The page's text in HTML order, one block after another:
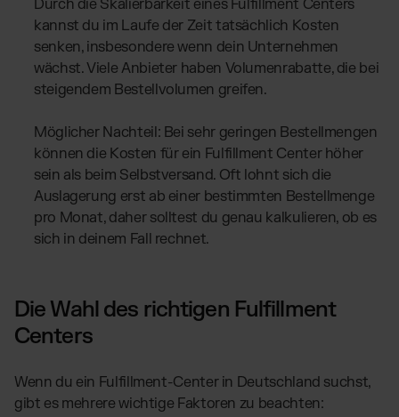
Durch die Skalierbarkeit eines Fulfillment Centers
kannst du im Laufe der Zeit tatsächlich Kosten
senken, insbesondere wenn dein Unternehmen
wächst. Viele Anbieter haben Volumenrabatte, die bei
steigendem Bestellvolumen greifen.
Möglicher Nachteil: Bei sehr geringen Bestellmengen
können die Kosten für ein Fulfillment Center höher
sein als beim Selbstversand. Oft lohnt sich die
Auslagerung erst ab einer bestimmten Bestellmenge
pro Monat, daher solltest du genau kalkulieren, ob es
sich in deinem Fall rechnet.
Die Wahl des richtigen Fulfillment
Centers
Wenn du ein Fulfillment-Center in Deutschland suchst,
gibt es mehrere wichtige Faktoren zu beachten: